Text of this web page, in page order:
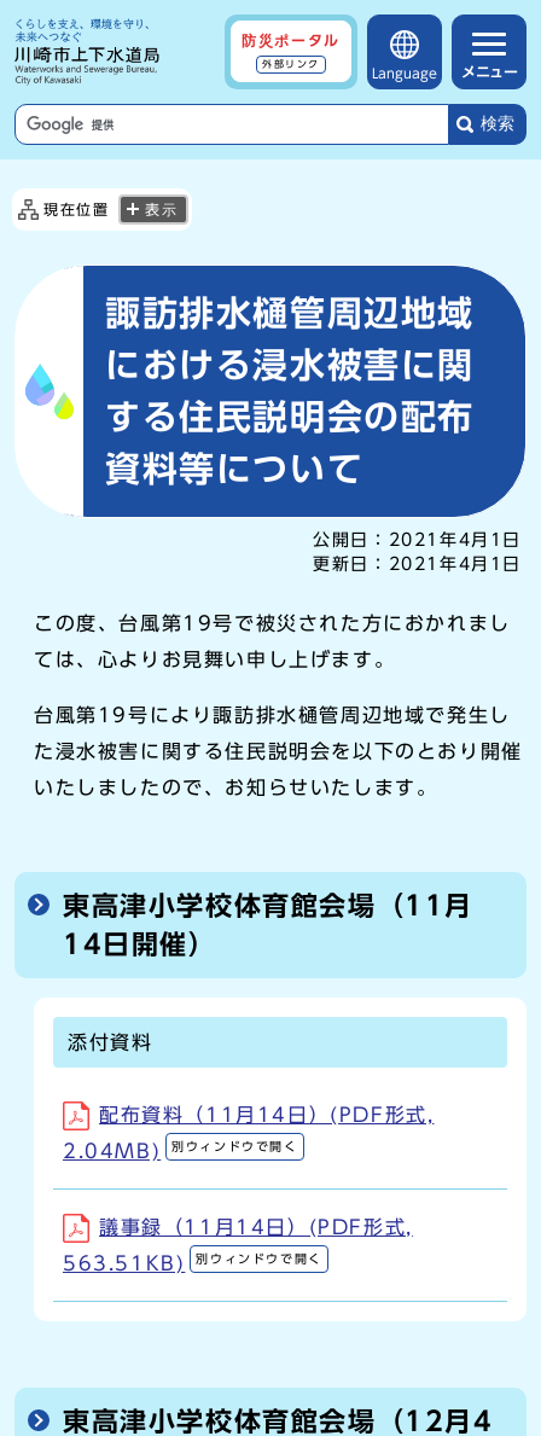
防災ポータル
外部リンク
Language メニュー
検索
現在位置 表示
諏訪排水樋管周辺地域
における浸水被害に関
する住民説明会の配布
資料等について
公開日：
2021年4月1日
更新日：
2021年4月1日
この度、台風第19号で被災された方におかれまし
ては、心よりお見舞い申し上げます。
台風第19号により諏訪排水樋管周辺地域で発生し
た浸水被害に関する住民説明会を以下のとおり開催
いたしましたので、お知らせいたします。
東高津小学校体育館会場（11月
14日開催）
添付資料
配布資料（11月14日）(PDF形式,
2.04MB)
別ウィンドウで開く
議事録（11月14日）(PDF形式,
563.51KB)
別ウィンドウで開く
東高津小学校体育館会場（12月4